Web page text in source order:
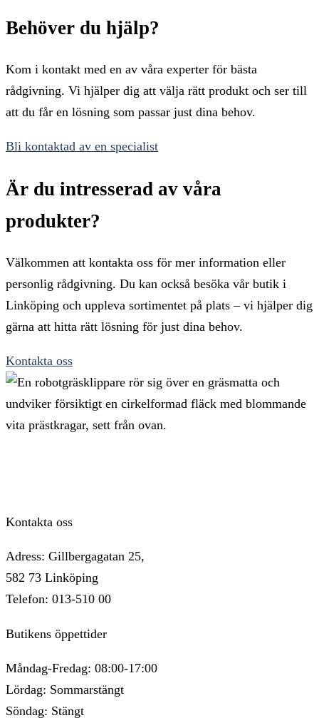
Behöver du hjälp?
Kom i kontakt med en av våra experter för bästa
rådgivning. Vi hjälper dig att välja rätt produkt och ser till
att du får en lösning som passar just dina behov.
Bli kontaktad av en specialist
Är du intresserad av våra
produkter?
Välkommen att kontakta oss för mer information eller
personlig rådgivning. Du kan också besöka vår butik i
Linköping och uppleva sortimentet på plats – vi hjälper dig
gärna att hitta rätt lösning för just dina behov.
Kontakta oss
Kontakta oss
Adress: Gillbergagatan 25,
582 73 Linköping
Telefon: 013-510 00
Butikens öppettider
Måndag-Fredag: 08:00-17:00
Lördag: Sommarstängt
Söndag: Stängt